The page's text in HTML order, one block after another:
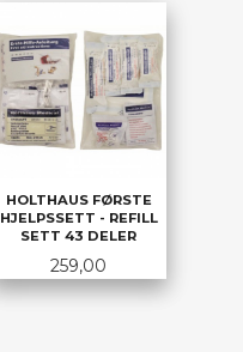
HOLTHAUS FØRSTE
HJELPSSETT - REFILL
SETT 43 DELER
Pris
259,00